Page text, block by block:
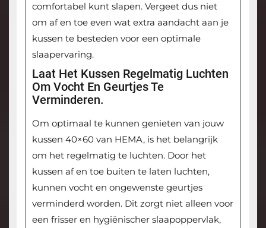
comfortabel kunt slapen. Vergeet dus niet
om af en toe even wat extra aandacht aan je
kussen te besteden voor een optimale
slaapervaring.
Laat Het Kussen Regelmatig Luchten
Om Vocht En Geurtjes Te
Verminderen.
Om optimaal te kunnen genieten van jouw
kussen 40×60 van HEMA, is het belangrijk
om het regelmatig te luchten. Door het
kussen af en toe buiten te laten luchten,
kunnen vocht en ongewenste geurtjes
verminderd worden. Dit zorgt niet alleen voor
een frisser en hygiënischer slaapoppervlak,